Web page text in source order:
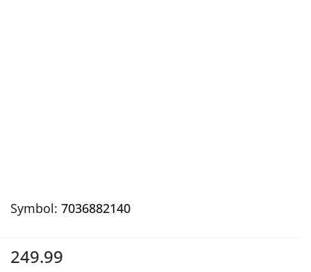
Symbol: 7036882140
249.99